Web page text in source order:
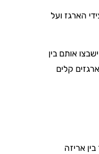
הארגז ועל
אותם בין
קלים
אריזה